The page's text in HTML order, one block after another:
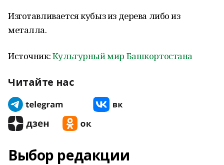
Изготавливается кубыз из дерева либо из
металла.
Источник:Культурный мир Башкортостана
Читайте нас
Выбор редакции